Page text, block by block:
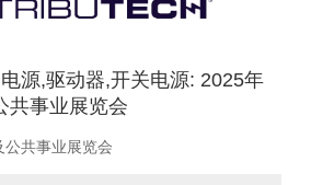
源,驱动器,开关电源: 2025年
共事业展览会
共事业展览会